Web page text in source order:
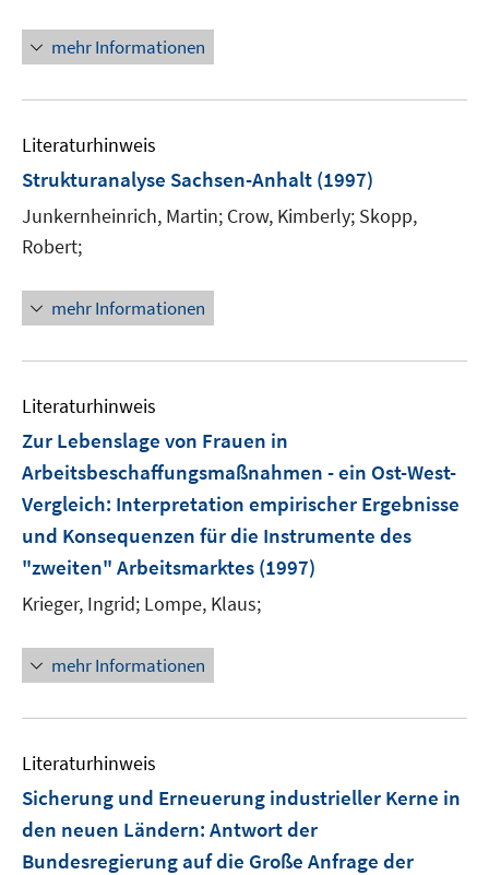
mehr Informationen
Literaturhinweis
Strukturanalyse Sachsen-Anhalt (1997)
Junkernheinrich, Martin; Crow, Kimberly; Skopp,
Robert;
mehr Informationen
Literaturhinweis
Zur Lebenslage von Frauen in
Arbeitsbeschaffungsmaßnahmen - ein Ost-West-
Vergleich: Interpretation empirischer Ergebnisse
und Konsequenzen für die Instrumente des
"zweiten" Arbeitsmarktes (1997)
Krieger, Ingrid; Lompe, Klaus;
mehr Informationen
Literaturhinweis
Sicherung und Erneuerung industrieller Kerne in
den neuen Ländern: Antwort der
Bundesregierung auf die Große Anfrage der